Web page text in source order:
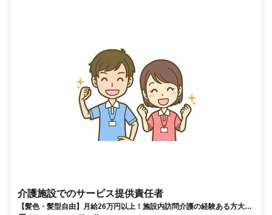
介護施設でのサービス提供責任者
【髪色・髪型自由】月給26万円以上！施設内訪問介護の経験ある方大歓